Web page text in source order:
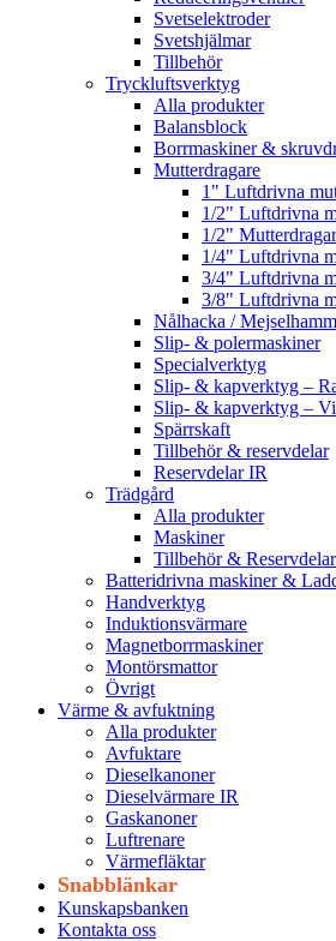
Svetselektroder
Svetshjälmar
Tillbehör
Tryckluftsverktyg
Alla produkter
Balansblock
Borrmaskiner &
Mutterdragare
1" Luftdrivna
1/2" Luftdrivna
1/2"
1/4" Luftdrivna
3/4" Luftdrivna
3/8" Luftdrivna
Nålhacka /
Slip- & polermaskiner
Specialverktyg
Slip- & kapverktyg –
Slip- & kapverktyg –
Spärrskaft
Tillbehör & reservdelar
Reservdelar IR
Trädgård
Alla produkter
Maskiner
Tillbehör & Reservdelar
Batteridrivna maskiner &
Handverktyg
Induktionsvärmare
Magnetborrmaskiner
Montörsmattor
Övrigt
Värme & avfuktning
Alla produkter
Avfuktare
Dieselkanoner
Dieselvärmare IR
Gaskanoner
Luftrenare
Värmefläktar
Snabblänkar
Kunskapsbanken
Kontakta oss